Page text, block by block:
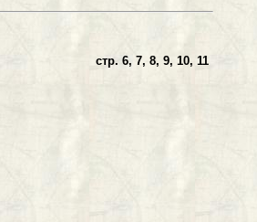
стр. 6, 7, 8, 9, 10, 11